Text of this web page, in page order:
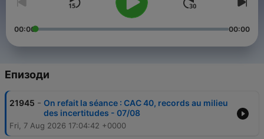
00:00 00:00
Епизоди
21945 - On refait la séance : CAC 40, records au milieu
des incertitudes - 07/08
Fri, 7 Aug 2026 17:04:42 +0000